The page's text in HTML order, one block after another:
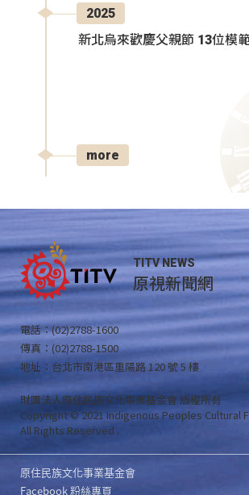
2025
新北烏來歡慶父親節 13位模
more
TITV NEWS
原視新聞網
電話：(02)2788-1600
傳真：(02)2788-1500
地址：台北市南港區重陽路 120 號 5 樓
財團法人原住民族文化事業基金會 版權所有
Copyright © 2021 Indigenous Peoples Cultural
All Rights Reserved .
原住民族文化事業基金會
Facebook 粉絲專頁